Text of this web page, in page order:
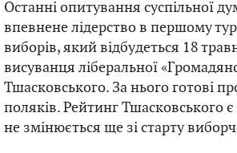
Останні опитування суспільної
впевнене лідерство в першому
виборів, який відбудеться 18
висуванця ліберальної
Тшасковського. За нього готові
поляків. Рейтинг Тшасковського
не змінюється ще зі старту